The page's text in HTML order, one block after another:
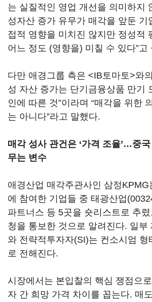
는 실질적인 영업 개선을 의미하지
성자산 증가 유무가 매각을 앞둔 기
접적 영향을 미치진 않지만 정성적
어느 정도 (영향을) 미칠 수 있다”고
다만 애경그룹 측은 <IB토마토>와
성 자산 증가는 단기금융상품 만기
인에 따른 것”이라며 “매각을 위한
는 아니다”라고 말했다.
매각 성사 관건은 ‘가격 조율’…중국
무는 변수
애경산업 매각주관사인 삼정
에 참여한 기업들 중 태광산업
파트너스 등 5곳을 숏리스트로 추
청을 통보한 것으로 알려진다. 일부
와 전략적투자자(SI)는 컨소시엄 형
로 전해진다.
시장에서는 본입찰의 핵심 쟁점으
자 간 희망 가격 차이를 꼽는다. 매